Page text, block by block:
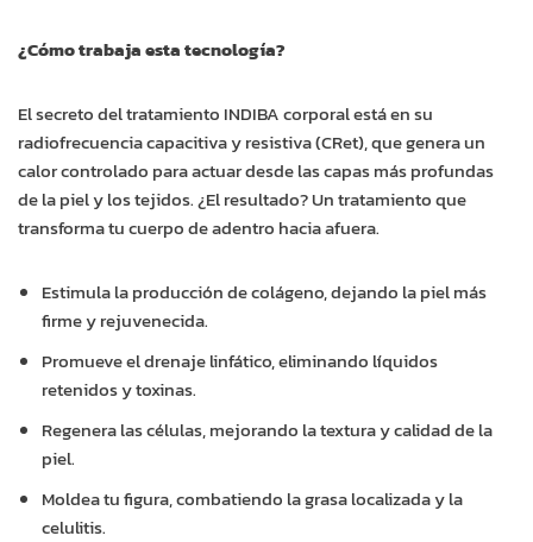
¿Cómo trabaja esta tecnología?
El secreto del tratamiento INDIBA corporal está en su
radiofrecuencia capacitiva y resistiva (CRet), que genera un
calor controlado para actuar desde las capas más profundas
de la piel y los tejidos. ¿El resultado? Un tratamiento que
transforma tu cuerpo de adentro hacia afuera.
Estimula la producción de colágeno, dejando la piel más
firme y rejuvenecida.
Promueve el drenaje linfático, eliminando líquidos
retenidos y toxinas.
Regenera las células, mejorando la textura y calidad de la
piel.
Moldea tu figura, combatiendo la grasa localizada y la
celulitis.